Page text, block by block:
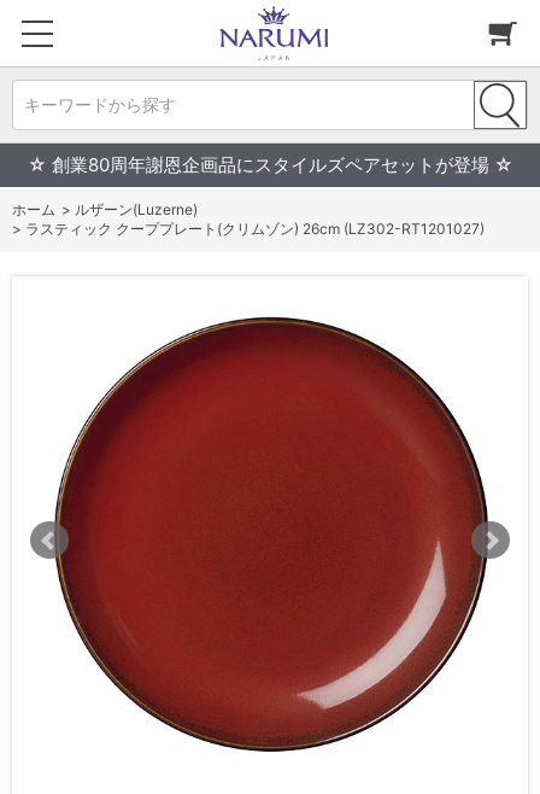
キーワードから探す
☆ 創業80周年謝恩企画品にスタイルズペアセットが登場 ☆
ホーム > ルザーン(Luzerne)
> ラスティック クーププレート(クリムゾン) 26cm (LZ302-RT1201027)